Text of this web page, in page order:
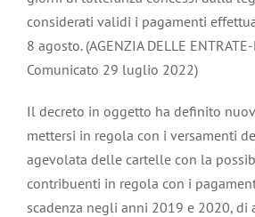
considerati validi i pagamenti
8 agosto. (AGENZIA DELLE
Comunicato 29 luglio 2022)
Il decreto in oggetto ha definito
mettersi in regola con i versamenti
agevolata delle cartelle con la
contribuenti in regola con i
scadenza negli anni 2019 e 2020, di